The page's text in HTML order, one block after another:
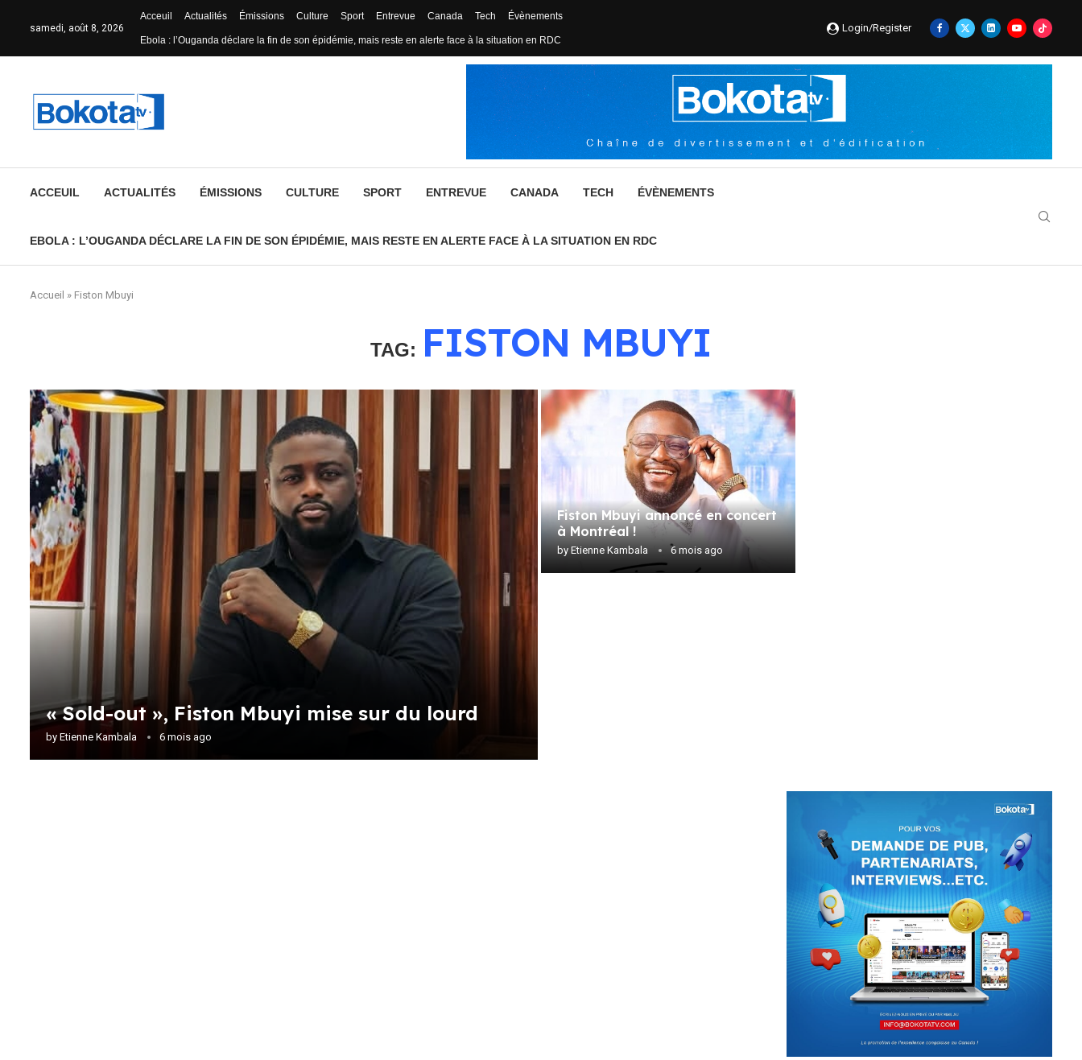
samedi, août 8, 2026
Acceuil Actualités Émissions Culture Sport Entrevue Canada Tech Évènements
Ebola : l’Ouganda déclare la fin de son épidémie, mais reste en alerte face à la situation en RDC
Login/Register
ACCEUIL ACTUALITÉS ÉMISSIONS CULTURE SPORT ENTREVUE CANADA TECH ÉVÈNEMENTS
EBOLA : L’OUGANDA DÉCLARE LA FIN DE SON ÉPIDÉMIE, MAIS RESTE EN ALERTE FACE À LA SITUATION EN RDC
Accueil » Fiston Mbuyi
TAG: FISTON MBUYI
« Sold-out », Fiston Mbuyi mise sur du lourd
by Etienne Kambala 6 mois ago
Fiston Mbuyi annoncé en concert
à Montréal !
by Etienne Kambala 6 mois ago